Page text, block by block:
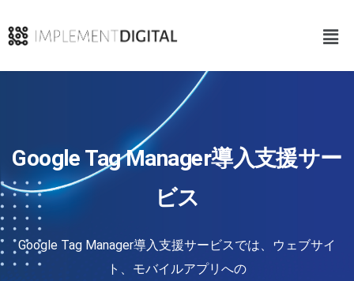
Google Tag Manager導入支援サー
ビス​
Google Tag Manager導入支援サービスでは、ウェブサイ
ト、モバイルアプリへの